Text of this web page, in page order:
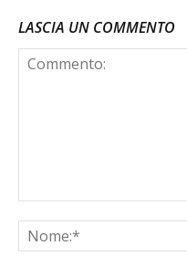
LASCIA UN COMMENTO